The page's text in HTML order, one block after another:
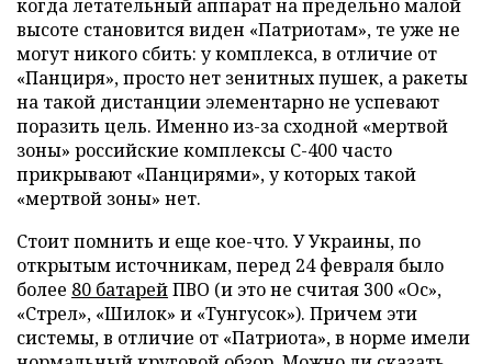
когда летательный аппарат на предельно малой
высоте становится виден «Патриотам», те уже не
могут никого сбить: у комплекса, в отличие от
«Панциря», просто нет зенитных пушек, а ракеты
на такой дистанции элементарно не успевают
поразить цель. Именно из-за сходной «мертвой
зоны» российские комплексы С-400 часто
прикрывают «Панцирями», у которых такой
«мертвой зоны» нет.
Стоит помнить и еще кое-что. У Украины, по
открытым источникам, перед 24 февраля было
более 80 батарейПВО (и это не считая 300 «Ос»,
«Стрел», «Шилок» и «Тунгусок»). Причем эти
системы, в отличие от «Патриота», в норме имели